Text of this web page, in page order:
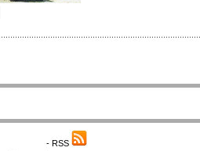
- RSS